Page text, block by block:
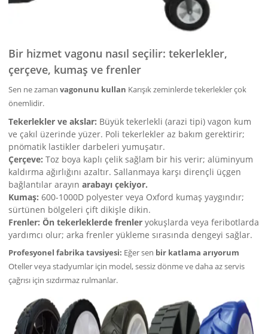
Bir hizmet vagonu nasıl seçilir: tekerlekler,
çerçeve, kumaş ve frenler
Sen ne zamanvagonunu kullan Karışık zeminlerde tekerlekler çok
önemlidir.
Tekerlekler ve akslar: Büyük tekerlekli (arazi tipi) vagon kum
ve çakıl üzerinde yüzer. Poli tekerlekler az bakım gerektirir;
pnömatik lastikler darbeleri yumuşatır.
Çerçeve: Toz boya kaplı çelik sağlam bir his verir; alüminyum
kaldırma ağırlığını azaltır. Sallanmaya karşı dirençli üçgen
bağlantılar arayınarabayı çekiyor.
Kumaş: 600-1000D polyester veya Oxford kumaş yaygındır;
sürtünen bölgeleri çift dikişle dikin.
Frenler: Ön tekerleklerde frenler yokuşlarda veya feribotlarda
yardımcı olur; arka frenler yükleme sırasında dengeyi sağlar.
Profesyonel fabrika tavsiyesi: Eğer sen bir katlama arıyorum
Oteller veya stadyumlar için model, sessiz dönme ve daha az servis
çağrısı için sızdırmaz rulmanlar.